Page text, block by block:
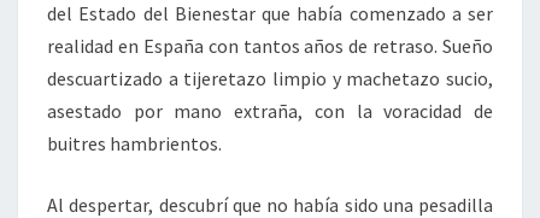
del Estado del Bienestar que había comenzado a ser
realidad en España con tantos años de retraso. Sueño
descuartizado a tijeretazo limpio y machetazo sucio,
asestado por mano extraña, con la voracidad de
buitres hambrientos.
Al despertar, descubrí que no había sido una pesadilla